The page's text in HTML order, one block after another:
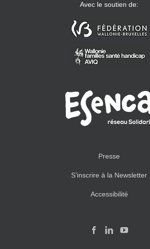
Avec le soutien de:
Presse
S’inscrire à la Newsletter
Accessibilité